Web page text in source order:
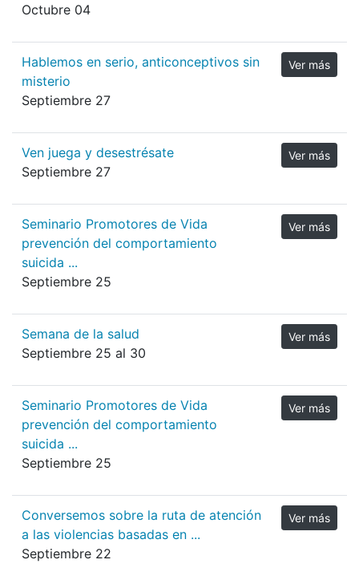
Octubre 04
Hablemos en serio, anticonceptivos sin
misterio
Septiembre 27
Ver más
Ven juega y desestrésate
Septiembre 27
Ver más
Seminario Promotores de Vida
prevención del comportamiento
suicida ...
Septiembre 25
Ver más
Semana de la salud
Septiembre 25 al 30
Ver más
Seminario Promotores de Vida
prevención del comportamiento
suicida ...
Septiembre 25
Ver más
Conversemos sobre la ruta de atención
a las violencias basadas en ...
Septiembre 22
Ver más